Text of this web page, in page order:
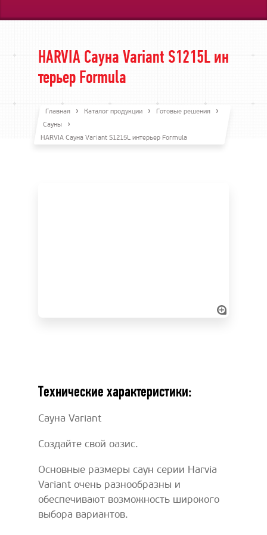
HARVIA Сауна Variant S1215L ин
терьер Formula
Главная Каталог продукции
Готовые решения
Сауны
HARVIA Сауна Variant S1215L интерьер Formula
Технические характеристики:
Сауна Variant
Создайте свой оазис.
Основные размеры саун серии Harvia
Variant очень разнообразны и
обеспечивают возможность широкого
выбора вариантов.